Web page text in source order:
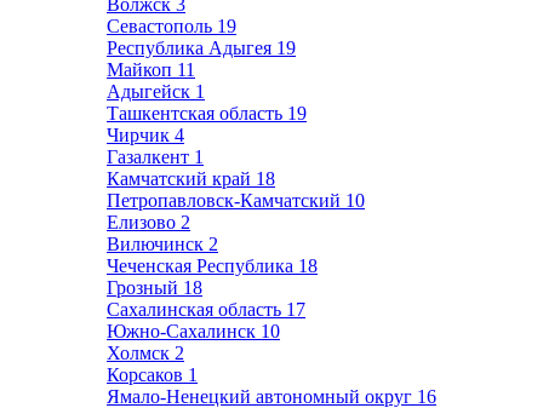
Волжск 3
Севастополь 19
Республика Адыгея 19
Майкоп 11
Адыгейск 1
Ташкентская область 19
Чирчик 4
Газалкент 1
Камчатский край 18
Петропавловск-Камчатский 10
Елизово 2
Вилючинск 2
Чеченская Республика 18
Грозный 18
Сахалинская область 17
Южно-Сахалинск 10
Холмск 2
Корсаков 1
Ямало-Ненецкий автономный округ 16